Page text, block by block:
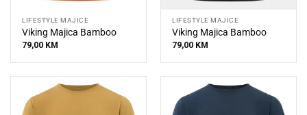
LIFESTYLE MAJICE
Viking Majica Bamboo
79,00 KM
LIFESTYLE MAJICE
Viking Majica Bamboo
79,00 KM